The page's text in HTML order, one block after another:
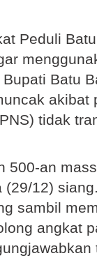
Peduli
Batu
akibat
tidak
500-an
(29/12)
sambil
angkat